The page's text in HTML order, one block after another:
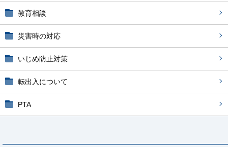
教育相談
災害時の対応
いじめ防止対策
転出入について
PTA